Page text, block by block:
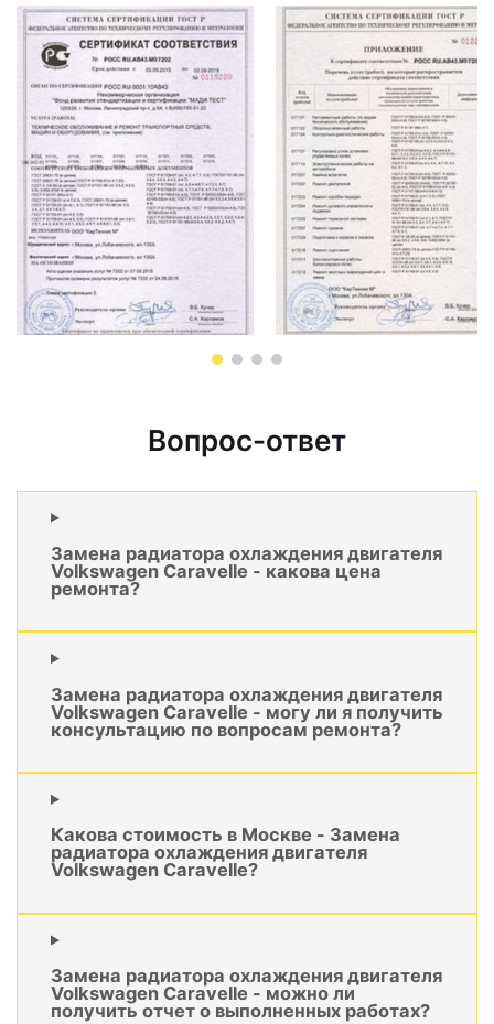
Вопрос-ответ
Замена радиатора охлаждения двигателя
Volkswagen Caravelle - какова цена
ремонта?
Замена радиатора охлаждения двигателя
Volkswagen Caravelle - могу ли я получить
консультацию по вопросам ремонта?
Какова стоимость в Москве - Замена
радиатора охлаждения двигателя
Volkswagen Caravelle?
Замена радиатора охлаждения двигателя
Volkswagen Caravelle - можно ли
получить отчет о выполненных работах?